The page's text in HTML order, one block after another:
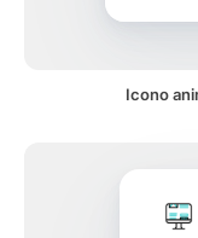
Icono